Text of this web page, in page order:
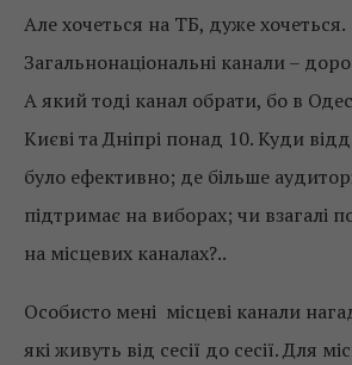
Але хочеться на ТБ, дуже хочеться.
Загальнонаціональні канали –
А який тоді канал обрати, бо в
Києві та Дніпрі понад 10. Куди
було ефективно; де більше
підтримає на виборах; чи взагалі
на місцевих каналах?..
Особисто мені місцеві канали
які живуть від сесії до сесії. Для